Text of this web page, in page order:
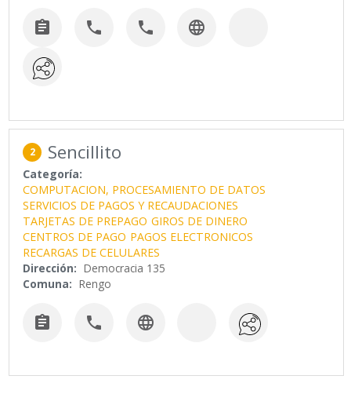
   
2 Sencillito
Categoría:
COMPUTACION, PROCESAMIENTO DE DATOS
SERVICIOS DE PAGOS Y RECAUDACIONES
TARJETAS DE PREPAGO GIROS DE DINERO
CENTROS DE PAGO PAGOS ELECTRONICOS
RECARGAS DE CELULARES
Dirección: Democracia 135
Comuna: Rengo
  